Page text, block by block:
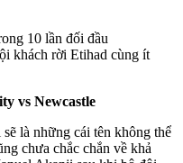
10 lần đối đầu
khách rời Etihad cùng ít
vs Newcastle
là những cái tên không thể
chưa chắc chắn về khả